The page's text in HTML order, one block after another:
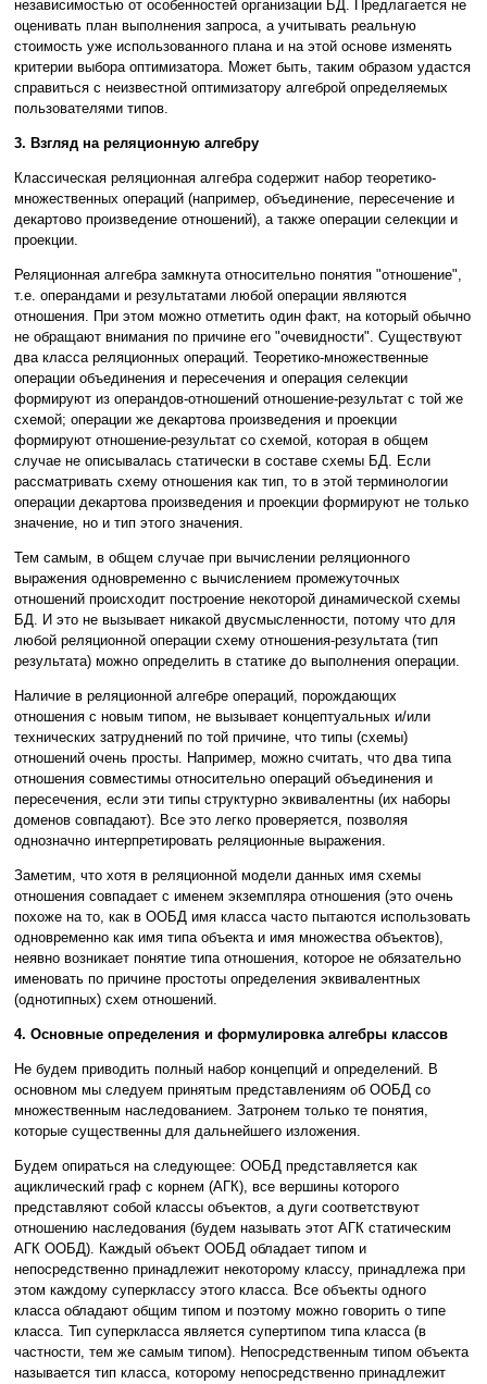
независимостью от особенностей организации БД. Предлагается не
оценивать план выполнения запроса, а учитывать реальную
стоимость уже использованного плана и на этой основе изменять
критерии выбора оптимизатора. Может быть, таким образом удастся
справиться с неизвестной оптимизатору алгеброй определяемых
пользователями типов.
3. Взгляд на реляционную алгебру
Классическая реляционная алгебра содержит набор теоретико-
множественных операций (например, объединение, пересечение и
декартово произведение отношений), а также операции селекции и
проекции.
Реляционная алгебра замкнута относительно понятия "отношение",
т.е. операндами и результатами любой операции являются
отношения. При этом можно отметить один факт, на который обычно
не обращают внимания по причине его "очевидности". Существуют
два класса реляционных операций. Теоретико-множественные
операции объединения и пересечения и операция селекции
формируют из операндов-отношений отношение-результат с той же
схемой; операции же декартова произведения и проекции
формируют отношение-результат со схемой, которая в общем
случае не описывалась статически в составе схемы БД. Если
рассматривать схему отношения как тип, то в этой терминологии
операции декартова произведения и проекции формируют не только
значение, но и тип этого значения.
Тем самым, в общем случае при вычислении реляционного
выражения одновременно с вычислением промежуточных
отношений происходит построение некоторой динамической схемы
БД. И это не вызывает никакой двусмысленности, потому что для
любой реляционной операции схему отношения-результата (тип
результата) можно определить в статике до выполнения операции.
Наличие в реляционной алгебре операций, порождающих
отношения с новым типом, не вызывает концептуальных и/или
технических затруднений по той причине, что типы (схемы)
отношений очень просты. Например, можно считать, что два типа
отношения совместимы относительно операций объединения и
пересечения, если эти типы структурно эквивалентны (их наборы
доменов совпадают). Все это легко проверяется, позволяя
однозначно интерпретировать реляционные выражения.
Заметим, что хотя в реляционной модели данных имя схемы
отношения совпадает с именем экземпляра отношения (это очень
похоже на то, как в ООБД имя класса часто пытаются использовать
одновременно как имя типа объекта и имя множества объектов),
неявно возникает понятие типа отношения, которое не обязательно
именовать по причине простоты определения эквивалентных
(однотипных) схем отношений.
4. Основные определения и формулировка алгебры классов
Не будем приводить полный набор концепций и определений. В
основном мы следуем принятым представлениям об ООБД со
множественным наследованием. Затронем только те понятия,
которые существенны для дальнейшего изложения.
Будем опираться на следующее: ООБД представляется как
ациклический граф с корнем (АГК), все вершины которого
представляют собой классы объектов, а дуги соответствуют
отношению наследования (будем называть этот АГК статическим
АГК ООБД). Каждый объект ООБД обладает типом и
непосредственно принадлежит некоторому классу, принадлежа при
этом каждому суперклассу этого класса. Все объекты одного
класса обладают общим типом и поэтому можно говорить о типе
класса. Тип суперкласса является супертипом типа класса (в
частности, тем же самым типом). Непосредственным типом объекта
называется тип класса, которому непосредственно принадлежит